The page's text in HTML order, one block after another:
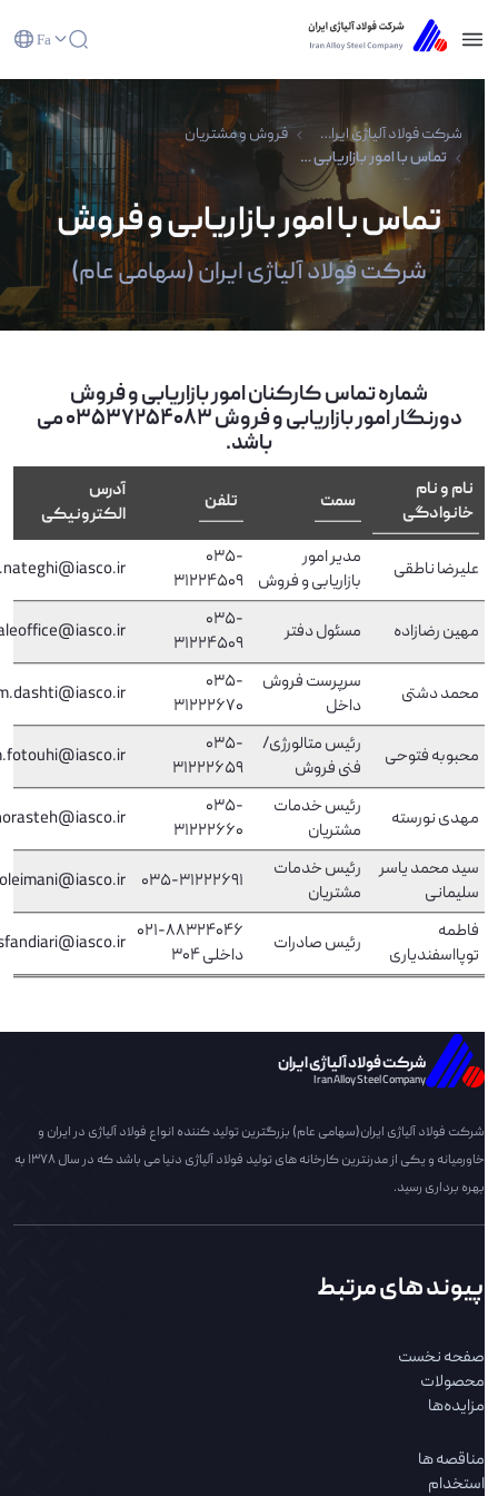
Fa
تماس با امور بازاریابی و فروش - شرکت فولاد آلیاژی
ایران(سهامی عام)شرکت فولاد آلیاژی ایران(سهامی عام)
فروش و مشتریان
تماس با امور بازاریابی و فروش
تماس با امور بازاریابی و فروش
شرکت فولاد آلیاژی ایران (سهامی عام)
شماره تماس کارکنان امور بازاریابی و فروش
دورنگار امور بازاریابی و فروش 03537254083 می
باشد.
نام و نام
خانوادگی
سمت تلفن
آدرس
الکترونیکی
علیرضا ناطقی
مدیر امور
بازاریابی و فروش
035-
31224509
مهین رضازاده مسئول دفتر
035-
31224509
محمد دشتی
سرپرست فروش
داخل
035-
31222670
محبوبه فتوحی
رئیس متالورژی/
فنی فروش
035-
31222659
مهدی نورسته
رئیس خدمات
مشتریان
035-
31222660
سید محمد یاسر
سلیمانی
رئیس خدمات
مشتریان
035-31222691
فاطمه
توپااسفندیاری
رئیس صادرات
021-88324046
​​​​​​​داخلی 304
@iasco.ir
شرکت فولاد آلیاژی ایران
Iran Alloy Steel Company
شرکت فولاد آلیاژی ایران(سهامی عام) بزرگترین تولید کننده انواع فولاد آلیاژی در ایران و
خاورمیانه و یکی از مدرنترین کارخانه های تولید فولاد آلیاژی دنیا می باشد که در سال 1378 به
بهره برداری رسید.
پیوند های مرتبط
صفحه نخست
محصولات
مزایده‌ها
مناقصه ها
استخدام